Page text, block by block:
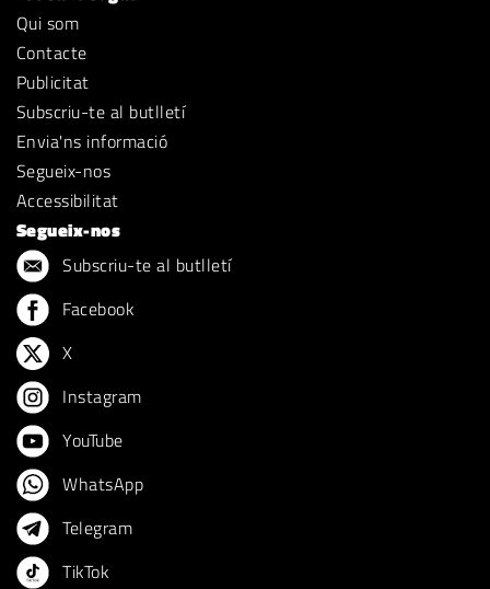
Qui som
Contacte
Publicitat
Subscriu-te al butlletí
Envia'ns informació
Segueix-nos
Accessibilitat
Segueix-nos
Subscriu-te al butlletí
Facebook
X
Instagram
YouTube
WhatsApp
Telegram
TikTok